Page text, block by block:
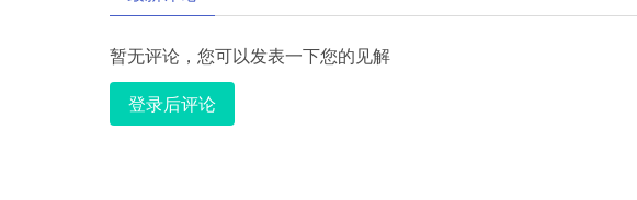
暂无评论，您可以发表一下您的见解
登录后评论